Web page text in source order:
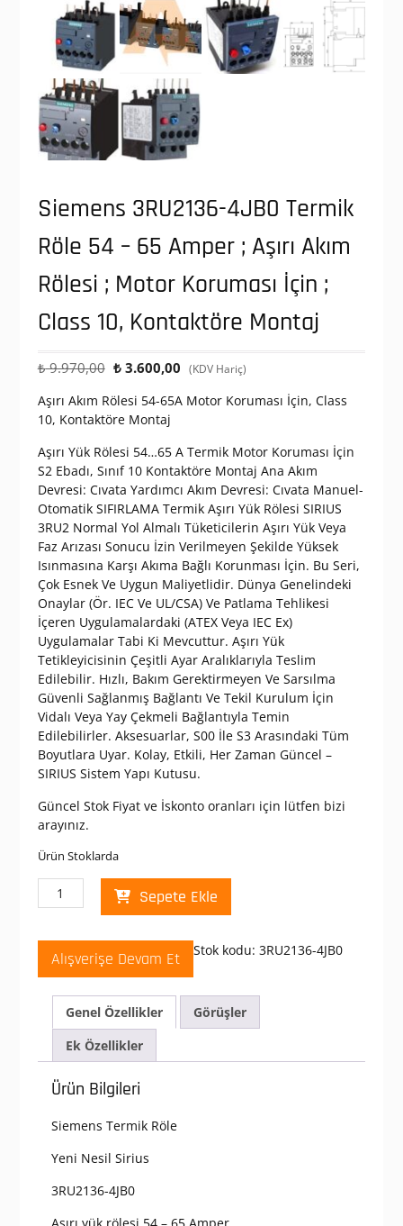
Siemens 3RU2136-4JB0 Termik
Röle 54 – 65 Amper ; Aşırı Akım
Rölesi ; Motor Koruması İçin ;
Class 10, Kontaktöre Montaj
₺9.970,00 Orijinal
₺ 9.970,00.
₺3.600,00 Şu
fiyat:
(KDV Hariç)
Aşırı Akım Rölesi 54-65A Motor Koruması İçin, Class
10, Kontaktöre Montaj
Aşırı Yük Rölesi 54…65 A Termik Motor Koruması İçin
S2 Ebadı, Sınıf 10 Kontaktöre Montaj Ana Akım
Devresi: Cıvata Yardımcı Akım Devresi: Cıvata Manuel-
Otomatik SIFIRLAMA Termik Aşırı Yük Rölesi SIRIUS
3RU2 Normal Yol Almalı Tüketicilerin Aşırı Yük Veya
Faz Arızası Sonucu İzin Verilmeyen Şekilde Yüksek
Isınmasına Karşı Akıma Bağlı Korunması İçin. Bu Seri,
Çok Esnek Ve Uygun Maliyetlidir. Dünya Genelindeki
Onaylar (Ör. IEC Ve UL/CSA) Ve Patlama Tehlikesi
İçeren Uygulamalardaki (ATEX Veya IEC Ex)
Uygulamalar Tabi Ki Mevcuttur. Aşırı Yük
Tetikleyicisinin Çeşitli Ayar Aralıklarıyla Teslim
Edilebilir. Hızlı, Bakım Gerektirmeyen Ve Sarsılma
Güvenli Sağlanmış Bağlantı Ve Tekil Kurulum İçin
Vidalı Veya Yay Çekmeli Bağlantıyla Temin
Edilebilirler. Aksesuarlar, S00 İle S3 Arasındaki Tüm
Boyutlara Uyar. Kolay, Etkili, Her Zaman Güncel –
SIRIUS Sistem Yapı Kutusu.
Güncel Stok Fiyat ve İskonto oranları için lütfen bizi
arayınız.
Ürün Stoklarda
Siemens
3RU2136-
Termik
Röle
54
Amper
;
Aşırı
Akım
Motor
İçin
Sepete Ekle
Alışverişe Devam Et Stok kodu: 3RU2136-4JB0
Genel Özellikler
Görüşler
Ek Özellikler
Ürün Bilgileri
Siemens Termik Röle
Yeni Nesil Sirius
3RU2136-4JB0